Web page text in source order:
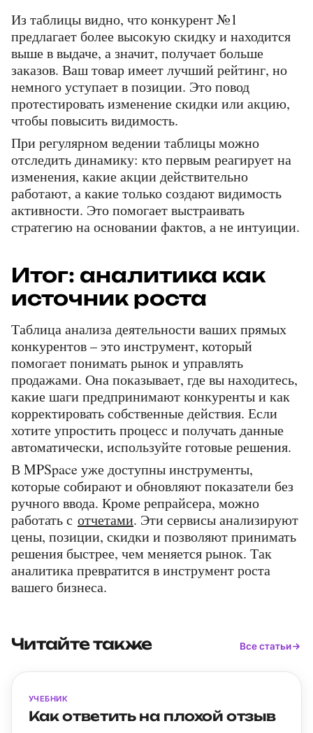
Из таблицы видно, что конкурент №1
предлагает более высокую скидку и находится
выше в выдаче, а значит, получает больше
заказов. Ваш товар имеет лучший рейтинг, но
немного уступает в позиции. Это повод
протестировать изменение скидки или акцию,
чтобы повысить видимость.
При регулярном ведении таблицы можно
отследить динамику: кто первым реагирует на
изменения, какие акции действительно
работают, а какие только создают видимость
активности. Это помогает выстраивать
стратегию на основании фактов, а не интуиции.
Итог: аналитика как
источник роста
Таблица анализа деятельности ваших прямых
конкурентов – это инструмент, который
помогает понимать рынок и управлять
продажами. Она показывает, где вы находитесь,
какие шаги предпринимают конкуренты и как
корректировать собственные действия. Если
хотите упростить процесс и получать данные
автоматически, используйте готовые решения.
В MPSpace уже доступны инструменты,
которые собирают и обновляют показатели без
ручного ввода. Кроме репрайсера, можно
работать с отчетами. Эти сервисы анализируют
цены, позиции, скидки и позволяют принимать
решения быстрее, чем меняется рынок. Так
аналитика превратится в инструмент роста
вашего бизнеса.
Читайте также Все статьи
УЧЕБНИК
Как ответить на плохой отзыв